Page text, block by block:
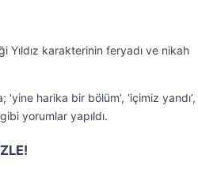
Yıldız karakterinin feryadı ve nikah
harika bir bölüm’, ‘içimiz yandı’,
yorumlar yapıldı.